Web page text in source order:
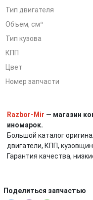
Тип двигателя
Объем, см³
Тип кузова
КПП
Цвет
Номер запчасти
Razbor-Mir — магазин
иномарок.
Большой каталог
двигатели, КПП,
Гарантия качества,
Поделиться запчастью